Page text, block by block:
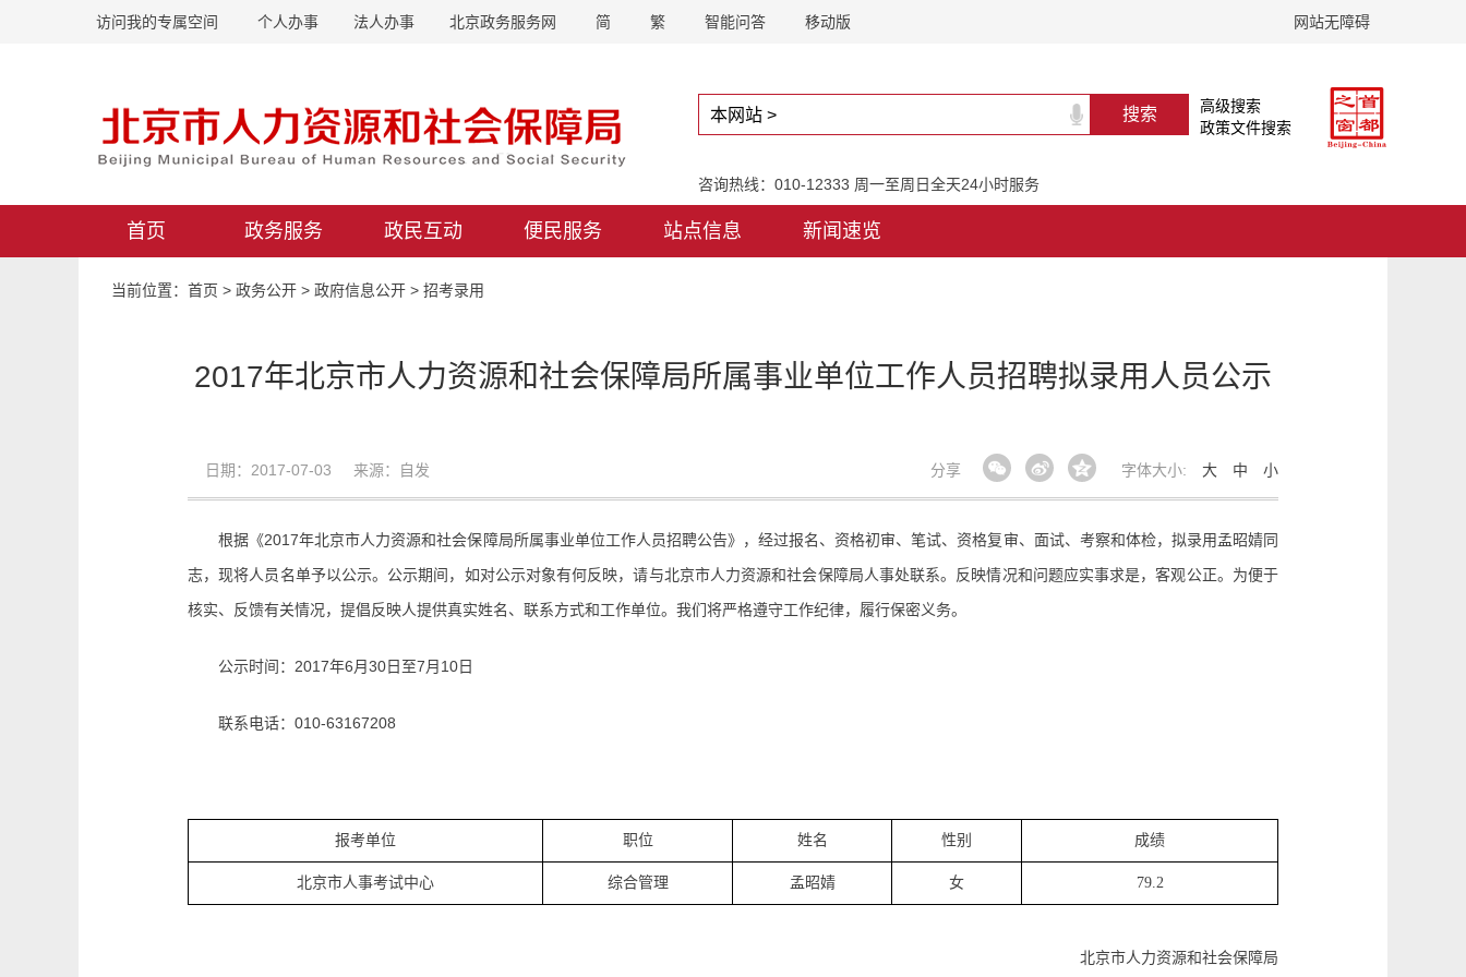
访问我的专属空间 个人办事 法人办事 北京政务服务网 简 繁 智能问答 移动版 网站无障碍
高级搜索
政策文件搜索
咨询热线：010-12333 周一至周日全天24小时服务
首页 政务服务 政民互动 便民服务 站点信息 新闻速览
当前位置： 首页 > 政务公开 > 政府信息公开 > 招考录用
2017年北京市人力资源和社会保障局所属事业单位工作人员招聘拟录用人员公示
日期：2017-07-03 来源：自发 字体大小: 大 中 小
分享
根据《2017年北京市人力资源和社会保障局所属事业单位工作人员招聘公告》，经过报名、资格初审、笔试、资格复审、面试、考察和体检，拟录用孟昭婧同
志，现将人员名单予以公示。公示期间，如对公示对象有何反映，请与北京市人力资源和社会保障局人事处联系。反映情况和问题应实事求是，客观公正。为便于
核实、反馈有关情况，提倡反映人提供真实姓名、联系方式和工作单位。我们将严格遵守工作纪律，履行保密义务。
公示时间：2017年6月30日至7月10日
联系电话：010-63167208
报考单位 职位 姓名 性别 成绩
北京市人事考试中心 综合管理 孟昭婧 女 79.2
北京市人力资源和社会保障局